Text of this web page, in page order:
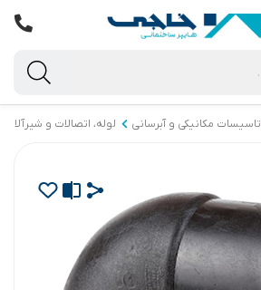
تاسیسات مکانیکی و آبرسانی لوله، اتصالات و شیرآلات